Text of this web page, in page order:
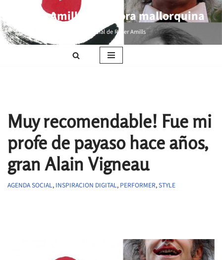
Saltar
al
Roser Amills, escritora mallorquina
Web oficial de Roser Amills
Muy recomendable! Fue mi
profe de payaso hace años,
gran Alain Vigneau
AGENDA SOCIAL, INSPIRACION DIGITAL, PERFORMER,STYLE